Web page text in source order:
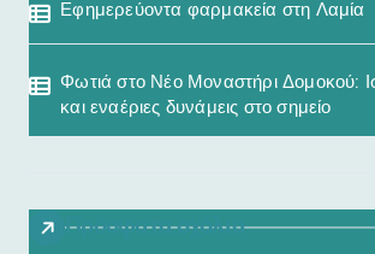
Εφημερεύοντα φαρμακεία στη Λαμία
Φωτιά στο Νέο Μοναστήρι Δομοκού:
και εναέριες δυνάμεις στο σημείο
Πρόσφατα σχόλια